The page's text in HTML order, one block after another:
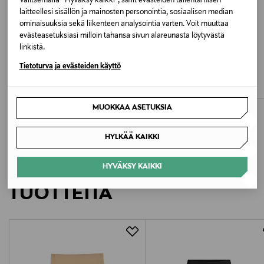
laitteellesi sisällön ja mainosten personointia, sosiaalisen median
ominaisuuksia sekä liikenteen analysointia varten. Voit muuttaa
evästeasetuksiasi milloin tahansa sivun alareunasta löytyvästä
linkistä.
Tietoturva ja evästeiden käyttö
MUOKKAA ASETUKSIA
HYLKÄÄ KAIKKI
HYVÄKSY KAIKKI
Väri
0003 WHITE
Valmistusmaa
Valmistajan tuotenumero
Triumph International Oy
PL 117, 00101 Helsinki, Finland
ETUKUPONKITUOTE
SPEIDEL
LISÄÄ KIINNOSTAVIA
TUOTTEITA